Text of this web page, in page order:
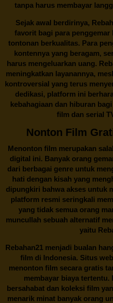
tanpa harus membayar
Sejak awal berdirinya,
favorit bagi para
tontonan berkualitas. Para
kontennya yang beragam,
harus mengeluarkan uang.
meningkatkan layanannya,
kontroversial yang terus
dedikasi, platform ini
kebahagiaan dan hiburan
film dan serial
Nonton Film
Menonton film merupakan
digital ini. Banyak orang
dari berbagai genre untuk
hati dengan kisah yang
dipungkiri bahwa akses untuk
platform resmi seringkali
yang tidak semua orang
muncullah sebuah alternatif
yaitu
Rebahan21menjadi bualan
film di Indonesia. Situs
menonton film secara gratis
membayar biaya tertentu.
bersahabat dan koleksi film
menarik minat banyak orang